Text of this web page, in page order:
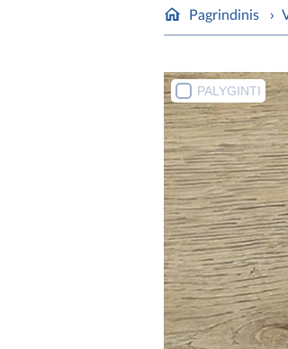
Pagrindinis ›
PALYGINTI